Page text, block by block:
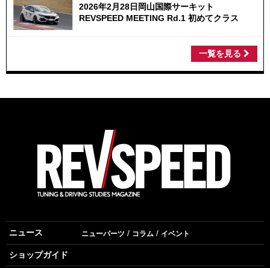
2026年2月28日岡山国際サーキット
REVSPEED MEETING Rd.1 初めてクラス
一覧を見る
ニュース ニューパーツ コラム イベント
ショップガイド